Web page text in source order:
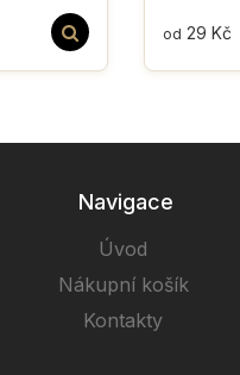
od 29 Kč
Navigace
Úvod
Nákupní košík
Kontakty